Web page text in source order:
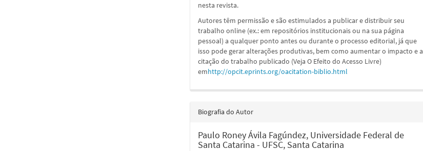
nesta revista.
Autores têm permissão e são estimulados a publicar e distribuir seu
trabalho online (ex.: em repositórios institucionais ou na sua página
pessoal) a qualquer ponto antes ou durante o processo editorial, já que
isso pode gerar alterações produtivas, bem como aumentar o impacto e a
citação do trabalho publicado (Veja O Efeito do Acesso Livre)
emhttp://opcit.eprints.org/oacitation-biblio.html
Biografia do Autor
Paulo Roney Ávila Fagúndez, Universidade Federal de
Santa Catarina - UFSC, Santa Catarina